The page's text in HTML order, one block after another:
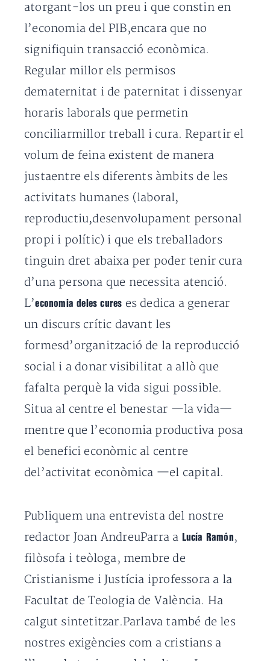
atorgant-los un preu i que constin en
l’economia del PIB,encara que no
signifiquin transacció econòmica.
Regular millor els permisos
dematernitat i de paternitat i dissenyar
horaris laborals que permetin
conciliarmillor treball i cura. Repartir el
volum de feina existent de manera
justaentre els diferents àmbits de les
activitats humanes (laboral,
reproductiu,desenvolupament personal
propi i polític) i que els treballadors
tinguin dret abaixa per poder tenir cura
d’una persona que necessita atenció.
L’economia deles cures es dedica a generar
un discurs crític davant les
formesd’organització de la reproducció
social i a donar visibilitat a allò que
fafalta perquè la vida sigui possible.
Situa al centre el benestar —la vida—
mentre que l’economia productiva posa
el benefici econòmic al centre
del’activitat econòmica —el capital.
Publiquem una entrevista del nostre
redactor Joan AndreuParra a Lucía Ramón ,
filòsofa i teòloga, membre de
Cristianisme i Justícia iprofessora a la
Facultat de Teologia de València. Ha
calgut sintetitzar.Parlava també de les
nostres exigències com a cristians a